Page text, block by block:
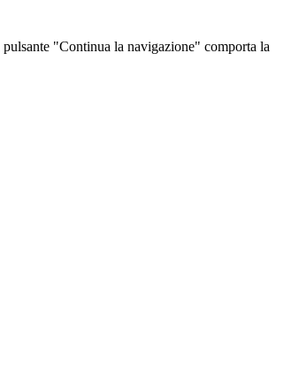
"Continua la navigazione" comporta la